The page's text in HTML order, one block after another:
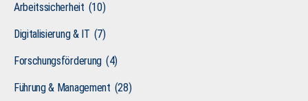
Arbeitssicherheit (10)
Digitalisierung & IT (7)
Forschungsförderung (4)
Führung & Management (28)